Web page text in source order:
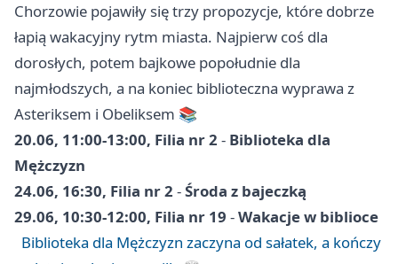
Chorzowie pojawiły się trzy propozycje, które dobrze
łapią wakacyjny rytm miasta. Najpierw coś dla
dorosłych, potem bajkowe popołudnie dla
najmłodszych, a na koniec biblioteczna wyprawa z
Asteriksem i Obeliksem 📚
20.06, 11:00-13:00, Filia nr 2 - Biblioteka dla
Mężczyzn
24.06, 16:30, Filia nr 2 -Środa z bajeczką
29.06, 10:30-12:00, Filia nr 19 -Wakacje w biblioce
Biblioteka dla Mężczyzn zaczyna od sałatek, a kończy